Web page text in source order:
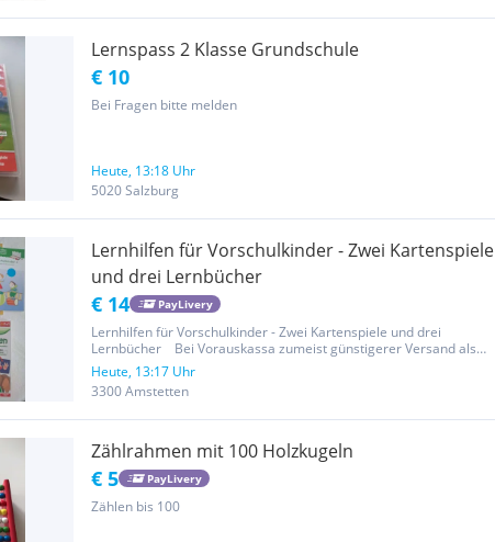
Lernspass 2 Klasse Grundschule
€ 10
Bei Fragen bitte melden
Heute, 13:18 Uhr
5020 Salzburg
Lernhilfen für Vorschulkinder - Zwei Kartenspiele
und drei Lernbücher
€ 14 PayLivery
Lernhilfen für Vorschulkinder - Zwei Kartenspiele und drei
Lernbücher Bei Vorauskassa zumeist günstigerer Versand als
Paydelivery - bitte fragen! :) Bitte seht auch meine anderen
Angebote an - Kombiversand natürlich möglich! Privatverkauf
daher...
Heute, 13:17 Uhr
3300 Amstetten
Zählrahmen mit 100 Holzkugeln
€ 5 PayLivery
Zählen bis 100